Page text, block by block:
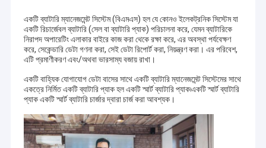
একটি ব্যাটারি ম্যানেজমেন্ট সিস্টেম (বিএমএস) হল যে কোনও ইলেকট্রনিক সিস্টেম যা
একটি রিচার্জেবল ব্যাটারি (সেল বা ব্যাটারি প্যাক) পরিচালনা করে, যেমন ব্যাটারিকে
নিরাপদ অপারেটিং এলাকার বাইরে কাজ করা থেকে রক্ষা করে, এর অবস্থা পর্যবেক্ষণ
করে, সেকেন্ডারি ডেটা গণনা করা, সেই ডেটা রিপোর্ট করা, নিয়ন্ত্রণ করা। এর পরিবেশ,
এটি প্রমাণীকরণ এবং/অথবা ভারসাম্য বজায় রাখা।
একটি বাহ্যিক যোগাযোগ ডেটা বাসের সাথে একটি ব্যাটারি ম্যানেজমেন্ট সিস্টেমের সাথে
একত্রে নির্মিত একটি ব্যাটারি প্যাক হল একটি স্মার্ট ব্যাটারি প্যাক৷একটি স্মার্ট ব্যাটারি
প্যাক একটি স্মার্ট ব্যাটারি চার্জার দ্বারা চার্জ করা আবশ্যক।